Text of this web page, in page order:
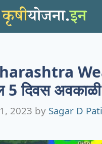
5 दिवस अवकाळी
2023 by Sagar D